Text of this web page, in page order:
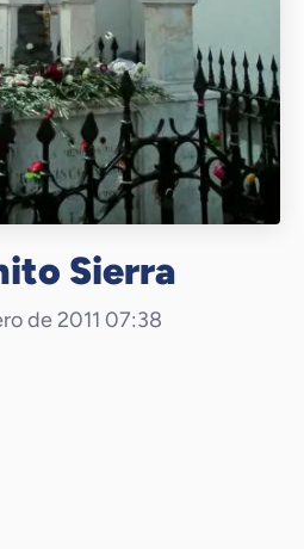
Sierra
de 2011 07:38